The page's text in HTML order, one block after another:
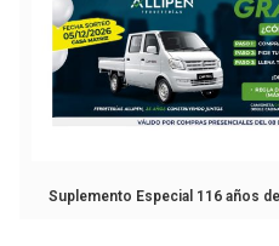
Suplemento Especial 116 años